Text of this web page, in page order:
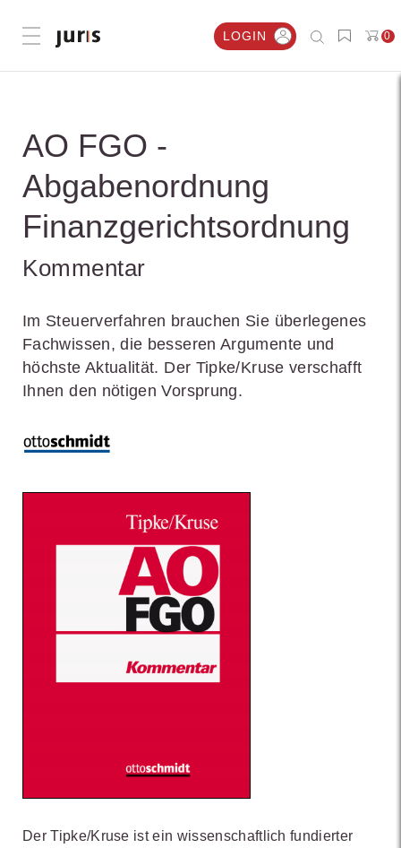
Menü öffnen LOGIN 0
AO FGO -
Abgabenordnung
Finanzgerichtsordnung
Kommentar
Im Steuerverfahren brauchen Sie überlegenes
Fachwissen, die besseren Argumente und
höchste Aktualität. Der Tipke/Kruse verschafft
Ihnen den nötigen Vorsprung.
Der Tipke/Kruse ist ein wissenschaftlich fundierter